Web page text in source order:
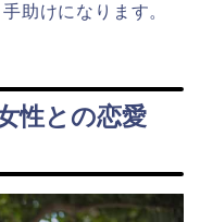
助けになります。
性との恋愛